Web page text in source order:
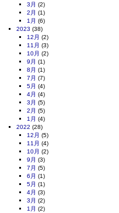
3月 (2)
2月 (1)
1月 (6)
2023 (38)
12月 (2)
11月 (3)
10月 (2)
9月 (1)
8月 (1)
7月 (7)
5月 (4)
4月 (4)
3月 (5)
2月 (5)
1月 (4)
2022 (28)
12月 (5)
11月 (4)
10月 (2)
9月 (3)
7月 (5)
6月 (1)
5月 (1)
4月 (3)
3月 (2)
1月 (2)